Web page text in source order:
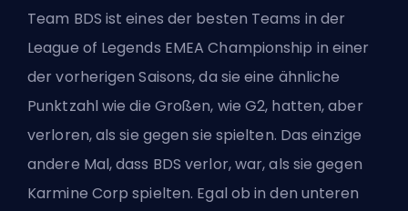
Team BDS ist eines der besten Teams in der
League of Legends EMEA Championship in einer
der vorherigen Saisons, da sie eine ähnliche
Punktzahl wie die Großen, wie G2, hatten, aber
verloren, als sie gegen sie spielten. Das einzige
andere Mal, dass BDS verlor, war, als sie gegen
Karmine Corp spielten. Egal ob in den unteren